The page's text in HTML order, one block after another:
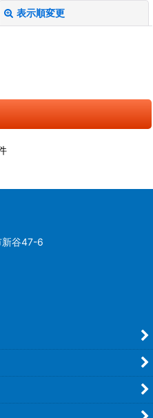
表示順変更
む
新谷47-6